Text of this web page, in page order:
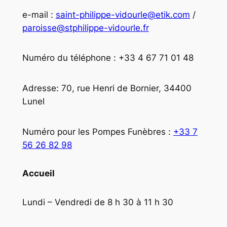
e-mail : saint-philippe-vidourle@etik.com /
paroisse@stphilippe-vidourle.fr
Numéro du téléphone : +33 4 67 71 01 48
Adresse: 70, rue Henri de Bornier, 34400
Lunel
Numéro pour les Pompes Funèbres : +33 7
56 26 82 98
Accueil
Lundi – Vendredi de 8 h 30 à 11 h 30